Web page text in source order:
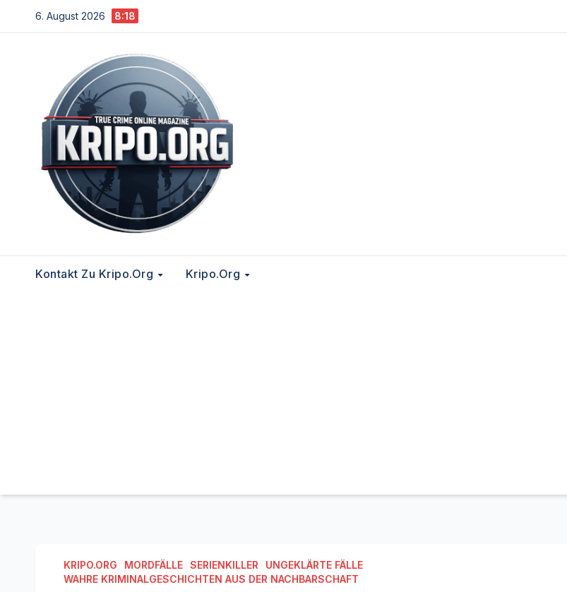
Inhalt
6. August 2026 8:18
Kontakt Zu Kripo.org Kripo.org
KRIPO.ORG MORDFÄLLE SERIENKILLER
UNGEKLÄRTE FÄLLE
WAHRE KRIMINALGESCHICHTEN AUS DER NACHBARSCHAFT